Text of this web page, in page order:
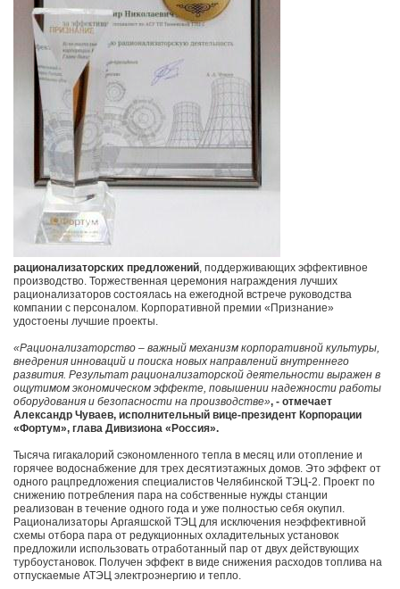
рационализаторских предложений, поддерживающих эффективное
производство. Торжественная церемония награждения лучших
рационализаторов состоялась на ежегодной встрече руководства
компании с персоналом. Корпоративной премии «Признание»
удостоены лучшие проекты.
«Рационализаторство – важный механизм корпоративной культуры,
внедрения инноваций и поиска новых направлений внутреннего
развития. Результат рационализаторской деятельности выражен в
ощутимом экономическом эффекте, повышении надежности работы
оборудования и безопасности на производстве», - отмечает
Александр Чуваев, исполнительный вице-президент Корпорации
«Фортум», глава Дивизиона «Россия».
Тысяча гигакалорий сэкономленного тепла в месяц или отопление и
горячее водоснабжение для трех десятиэтажных домов. Это эффект от
одного рацпредложения специалистов Челябинской ТЭЦ-2. Проект по
снижению потребления пара на собственные нужды станции
реализован в течение одного года и уже полностью себя окупил.
Рационализаторы Аргаяшской ТЭЦ для исключения неэффективной
схемы отбора пара от редукционных охладительных установок
предложили использовать отработанный пар от двух действующих
турбоустановок. Получен эффект в виде снижения расходов топлива на
отпускаемые АТЭЦ электроэнергию и тепло.